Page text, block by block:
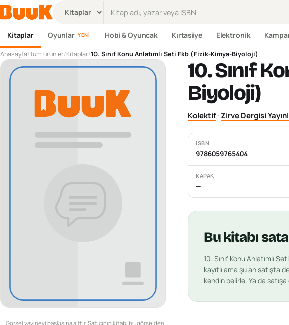
Kitaplar Oyunlar YENI Hobi & Oyuncak Kırtasiye Elektronik
Anasayfa/Tüm ürünler/Kitaplar/10. Sınıf Konu Anlatımlı Seti Fkb (Fizik-Kimya-Biyoloji)
Görsel yayınevi baskısına aittir. Satıcının kitabı bu görselden
10. Sınıf
Biyoloji)
Kolektif·Zirve Dergisi
ISBN
9786059765404
KAPAK
—
Bukitabı
10. Sınıf Konu Anlatımlı
kayıtlı ama şu an satışta
kendin belirle. Ya da satışa